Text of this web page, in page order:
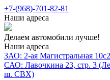
+7-(968)-701-82-81
Наши адреса
Делаем автомобили лучше!
Наши адреса
ЗАО: 2-ая Магистральная
САО: Лавочкина 23, стр. 3
ш. СВХ)